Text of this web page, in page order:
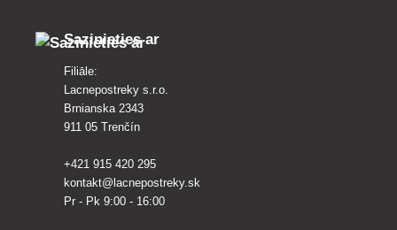
Sazinieties ar
Filiāle:
Lacnepostreky s.r.o.
Brnianska 2343
911 05 Trenčín
+421 915 420 295
kontakt@lacnepostreky.sk
Pr - Pk 9:00 - 16:00